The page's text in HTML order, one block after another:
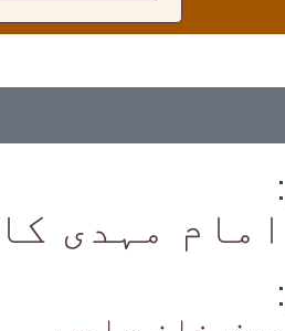
امام مہدی